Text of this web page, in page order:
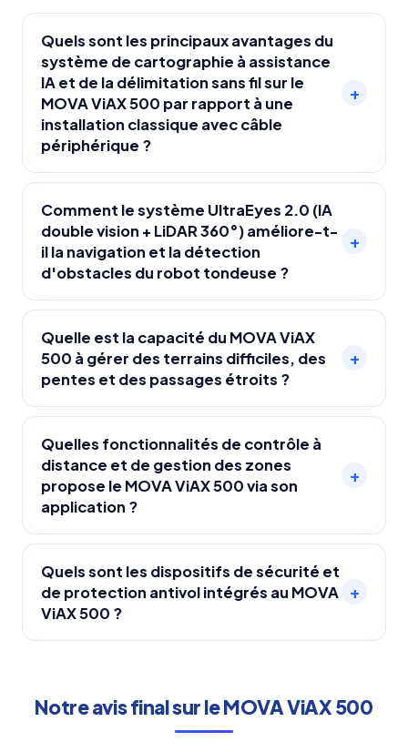
Quels sont les principaux avantages du
système de cartographie à assistance
IA et de la délimitation sans fil sur le
MOVA ViAX 500 par rapport à une
installation classique avec câble
périphérique ?
+
Le système de cartographie à assistance IA et
de délimitation sans fil du MOVA ViAX 500
permet une installation rapide sans câble
périphérique, station RTK ou antenne. Il
cartographie le jardin et crée des limites
virtuelles précises, offrant une mise en service
contrairement aux modèles traditionnels
nécessitant un câblage physique.
Comment le système UltraEyes 2.0 (IA
double vision + LiDAR 360°) améliore-t-
il la navigation et la détection
d'obstacles du robot tondeuse ?
+
UltraEyes 2.0 combine deux caméras IA Ultra-
HDR à un LiDAR 360°, offrant une perception
précise de l'environnement. Ce système assure
une cartographie intelligente, une navigation
stable et une détection fiable de plus de 300
ou dans des zones complexes.
Quelle est la capacité du MOVA ViAX
500 à gérer des terrains difficiles, des
pentes et des passages étroits ?
+
Le MOVA ViAX 500 franchit des couloirs de 60
cm, grimpe des pentes jusqu'à 40 % et
surmonte des obstacles jusqu'à 4 cm. Ses roues
tout-terrain assurent une excellente adhérence,
ce qui permet de tondre efficacement sur des
terrains irréguliers et difficiles sans risquer de se
Quelles fonctionnalités de contrôle à
distance et de gestion des zones
propose le MOVA ViAX 500 via son
application ?
+
L'application MOVAhome permet de gérer
plusieurs jardins ou zones séparées grâce à deux
cartes et jusqu'à 150 zones personnalisées. Elle
permet de programmer la tonte à distance, de
définir des zones distinctes et d'ajuster le
Quels sont les dispositifs de sécurité et
de protection antivol intégrés au MOVA
ViAX 500 ?
+
des patrouilles vidéo en direct, des alertes
Notre avis final sur le MOVA ViAX 500